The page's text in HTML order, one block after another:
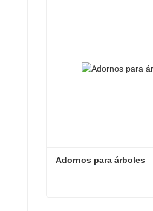
Adornos para árboles